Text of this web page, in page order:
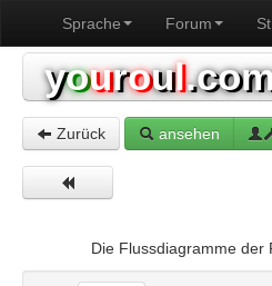
Sprache Forum
youroul
Zurück ansehen
Die Flussdiagramme der